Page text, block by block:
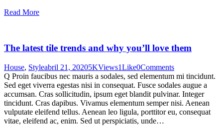
Read More
The latest tile trends and why you’ll love them
House, Styleabril 21, 20205KViews1Like0Comments
Q Proin faucibus nec mauris a sodales, sed elementum mi tincidunt.
Sed eget viverra egestas nisi in consequat. Fusce sodales augue a
accumsan. Cras sollicitudin, ipsum eget blandit pulvinar. Integer
tincidunt. Cras dapibus. Vivamus elementum semper nisi. Aenean
vulputate eleifend tellus. Aenean leo ligula, porttitor eu, consequat
vitae, eleifend ac, enim. Sed ut perspiciatis, unde…